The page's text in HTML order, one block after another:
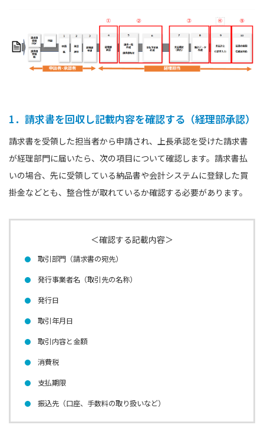
1．請求書を回収し記載内容を確認する（経理部承認）
請求書を受領した担当者から申請され、上長承認を受けた請求書
が経理部門に届いたら、次の項目について確認します。請求書払
いの場合、先に受領している納品書や会計システムに登録した買
掛金などとも、整合性が取れているか確認する必要があります。
＜確認する記載内容＞
取引部門（請求書の宛先）
発行事業者名（取引先の名称）
発行日
取引年月日
取引内容と金額
消費税
支払期限
振込先（口座、手数料の取り扱いなど）